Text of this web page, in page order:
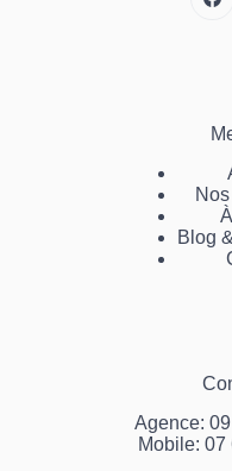
Blog
Agence:
Mobile: 07